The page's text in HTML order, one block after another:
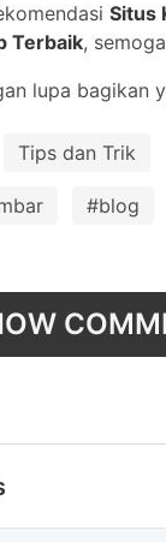
Situs
Terbaik,
lupa bagikan
Tips dan Trik
#blog